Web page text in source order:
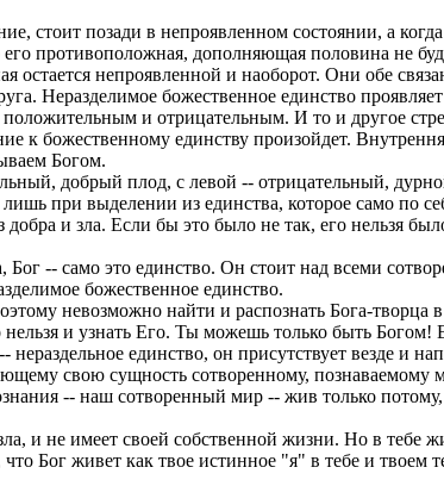
стоит позади в непроявленном состоянии, а
противоположная, дополняющая половина не
остается непроявленной и наоборот. Они обе
Неразделимое божественное единство
и отрицательным. И то и другое
к божественному единству произойдет.
Богом.
добрый плод, с левой -- отрицательный,
при выделении из единства, которое само по
и зла. Если бы это было не так, его нельзя
Бог -- само это единство. Он стоит над всеми
божественное единство.
невозможно найти и распознать Бога-творца
и узнать Его. Ты можешь только быть Богом!
единство, он присутствует везде и
свою сущность сотворенному, познаваемому
-- наш сотворенный мир -- жив только
и не имеет своей собственной жизни. Но в тебе
Бог живет как твое истинное "я" в тебе и твоем